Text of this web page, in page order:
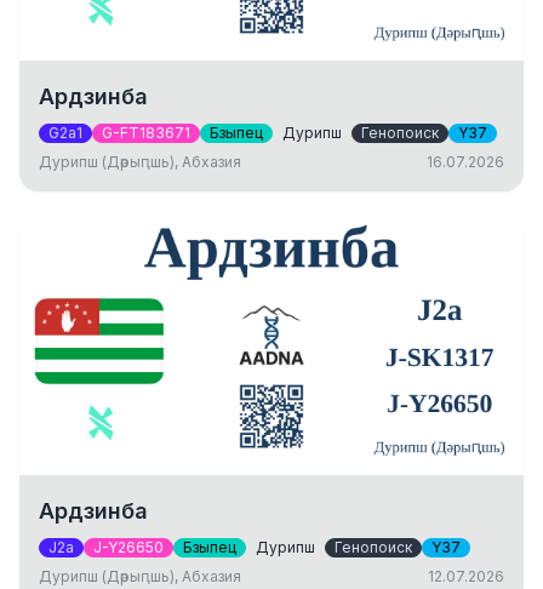
Ардзинба
G2a1 G-FT183671 Бзыпец Дурипш Генопоиск
Y37
Дурипш (Дәрыԥшь), Абхазия
16.07.2026
Ардзинба
J2a J-Y26650 Бзыпец Дурипш Генопоиск
Y37
Дурипш (Дәрыԥшь), Абхазия
12.07.2026